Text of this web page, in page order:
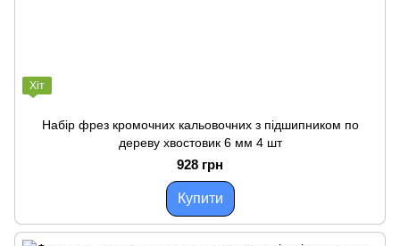
Хіт
Набір фрез кромочних кальовочних з підшипником по
дереву хвостовик 6 мм 4 шт
928 грн
Купити